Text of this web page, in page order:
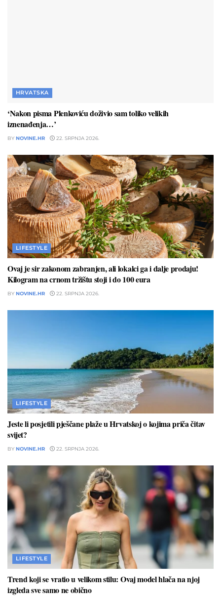
HRVATSKA
‘Nakon pisma Plenkoviću doživio sam toliko velikih
iznenađenja…’
BY NOVINE.HR 22. SRPNJA 2026.
LIFESTYLE
Ovaj je sir zakonom zabranjen, ali lokalci ga i dalje prodaju!
Kilogram na crnom tržištu stoji i do 100 eura
BY NOVINE.HR 22. SRPNJA 2026.
LIFESTYLE
Jeste li posjetili pješčane plaže u Hrvatskoj o kojima priča čitav
svijet?
BY NOVINE.HR 22. SRPNJA 2026.
LIFESTYLE
Trend koji se vratio u velikom stilu: Ovaj model hlača na njoj
izgleda sve samo ne obično